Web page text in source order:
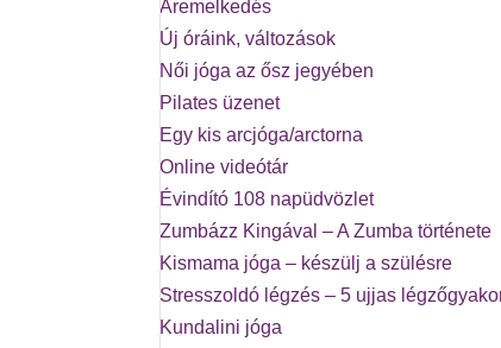
Áremelkedés
Új óráink, változások
Női jóga az ősz jegyében
Pilates üzenet
Egy kis arcjóga/arctorna
Online videótár
Évindító 108 napüdvözlet
Zumbázz Kingával – A Zumba története
Kismama jóga – készülj a szülésre
Stresszoldó légzés – 5 ujjas
Kundalini jóga